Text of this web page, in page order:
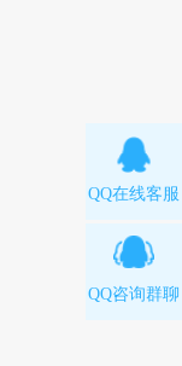
QQ在线客服
QQ咨询群聊